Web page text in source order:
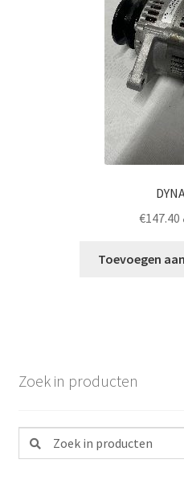
€147.40
Toevoegen
Zoek in producten